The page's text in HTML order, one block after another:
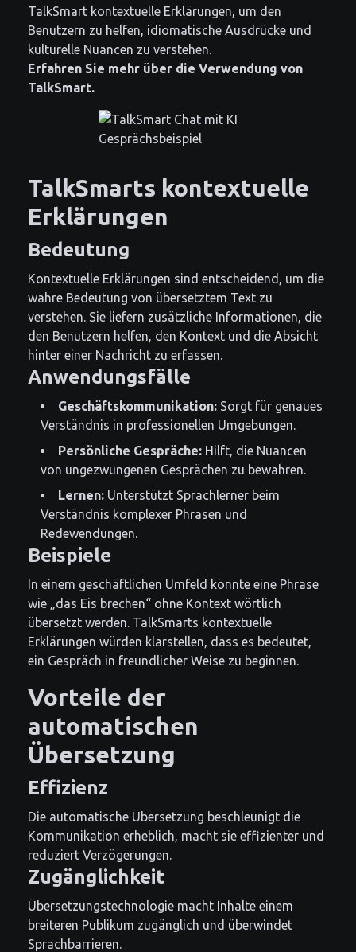
TalkSmart kontextuelle Erklärungen, um den
Benutzern zu helfen, idiomatische Ausdrücke und
kulturelle Nuancen zu verstehen.
Erfahren Sie mehr über die Verwendung von
TalkSmart.
TalkSmarts kontextuelle
Erklärungen
Bedeutung
Kontextuelle Erklärungen sind entscheidend, um die
wahre Bedeutung von übersetztem Text zu
verstehen. Sie liefern zusätzliche Informationen, die
den Benutzern helfen, den Kontext und die Absicht
hinter einer Nachricht zu erfassen.
Anwendungsfälle
Geschäftskommunikation: Sorgt für genaues
Verständnis in professionellen Umgebungen.
Persönliche Gespräche: Hilft, die Nuancen
von ungezwungenen Gesprächen zu bewahren.
Lernen: Unterstützt Sprachlerner beim
Verständnis komplexer Phrasen und
Redewendungen.
Beispiele
In einem geschäftlichen Umfeld könnte eine Phrase
wie „das Eis brechen“ ohne Kontext wörtlich
übersetzt werden. TalkSmarts kontextuelle
Erklärungen würden klarstellen, dass es bedeutet,
ein Gespräch in freundlicher Weise zu beginnen.
Vorteile der
automatischen
Übersetzung
Effizienz
Die automatische Übersetzung beschleunigt die
Kommunikation erheblich, macht sie effizienter und
reduziert Verzögerungen.
Zugänglichkeit
Übersetzungstechnologie macht Inhalte einem
breiteren Publikum zugänglich und überwindet
Sprachbarrieren.